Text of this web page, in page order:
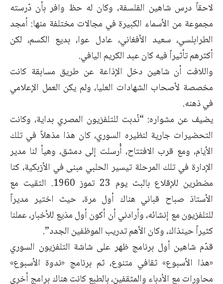
لاحقاً درس شاهين الفلسفة، وكان له حظ وافر بأن دّرسته
مجموعة من الأسماء الكبيرة في مجالات مختلفة منها: أمجد
الطرابلسي، سعيد الأفغاني، عادل عوا، بديع الكسم، لكن
أكثرهم تأثيراً فيه كان عبد الكريم اليافي.
واللافت أن شاهين دخل الإذاعة عن طريق مسابقة كانت
مخصصة لأصحاب الشهادات العليا، ولم يكن العمل الإعلامي
في ذهنه.
يضيف عن مشواره: “نُدبت للتلفزيون المصري بداية، وكانت
التحضيرات جارية لنظيره السوري، كان هذا مذهلاً في تلك
الأيام، ومع قرب الافتتاح، أُرسلت إلى دمشق، وهيأ لنا مدير
الإدارة في تلك المرحلة تيسير الحلبي مبنى في الأزبكية، كنا
مضطرين للإقلاع بالبث يوم 23 تموز 1960. التقيت مع
الأستاذ صباح قباني هناك أول مرة، حيث اختير مديراً
للتلفزيون مع إنشائه، وأرادني أن أكون أول مذيع للأخبار، عملنا
كثيراً حينذاك، وكان الأهم تدريب الموظفين الجدد”.
قدّم شاهين أول برنامج ظهر على شاشة التلفزيون السوري
«هذا الأسبوع» ثقافي متنوع، ثم برنامج «ندوة الأسبوع»
محاورات مع الأدباء والمثقفين، بالطبع كانت هناك برامج أخرى